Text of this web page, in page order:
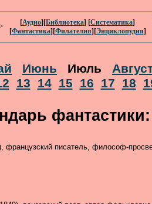
[Аудио][Библиотека] [Систематика]
[Фантастика][Филателия][Энциклопудия]
Июнь Июль
13 14 15 16 17 18
французский писатель, философ-